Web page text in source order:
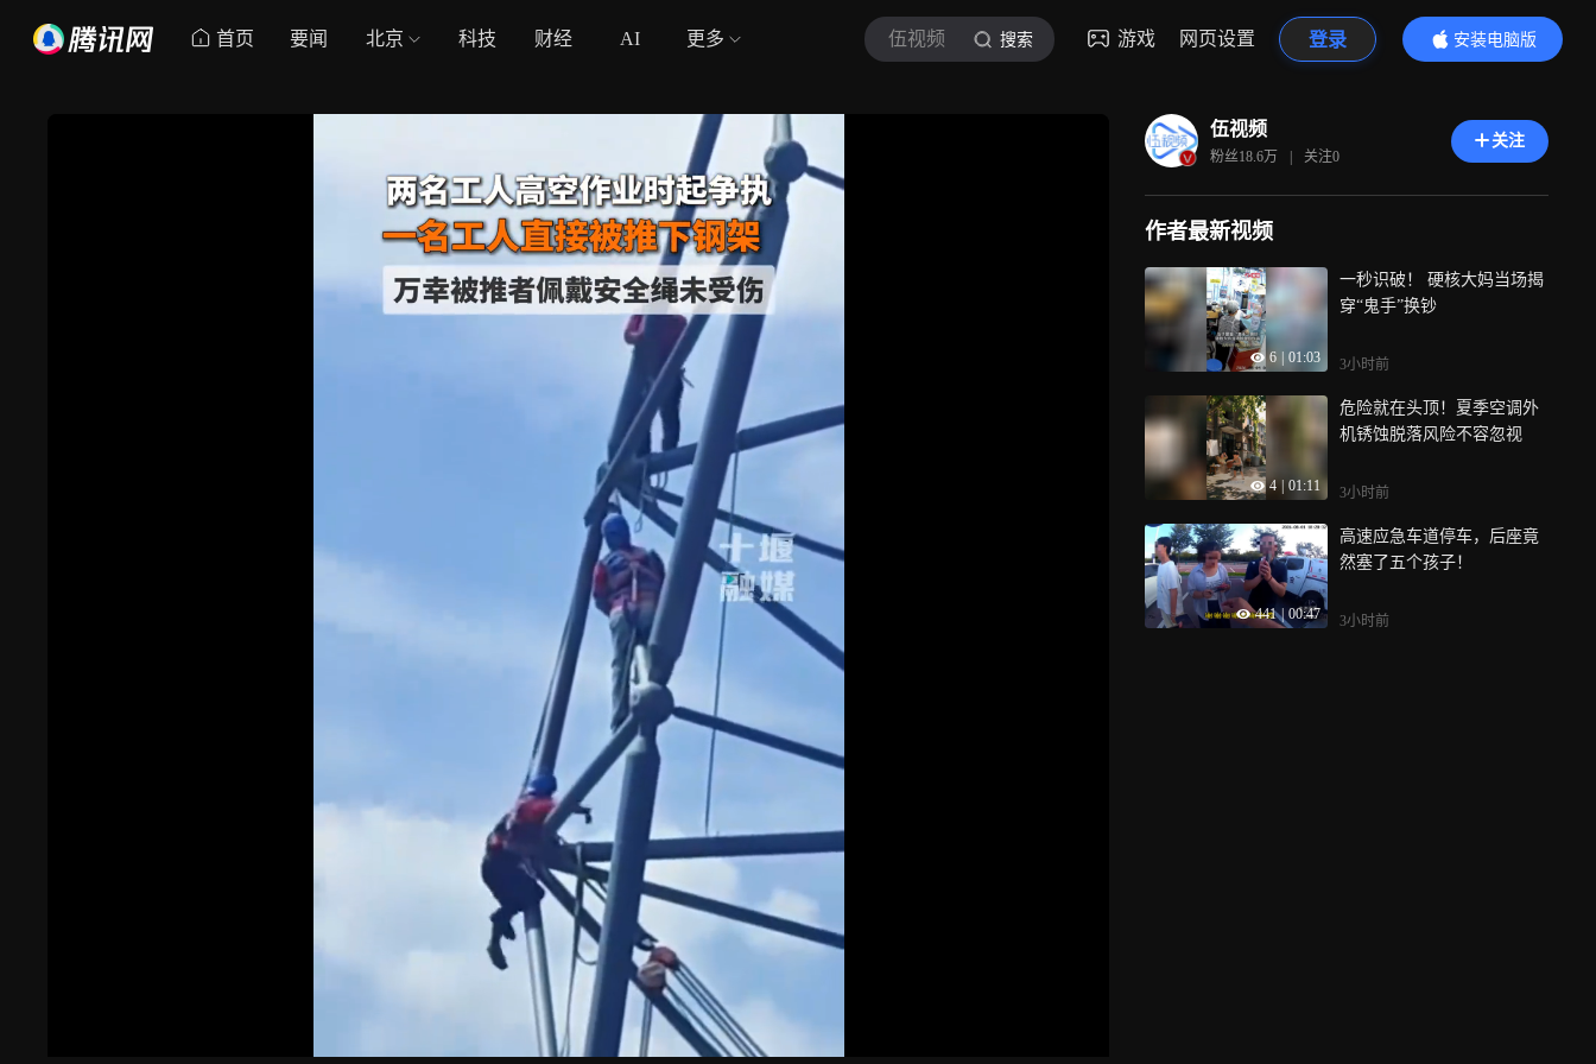
首页 要闻 北京 科技 财经 AI 更多 伍视频 搜索 游戏 网页设置 登录
安装电脑版
内容更精彩
伍视频
粉丝18.6万 | 关注0
关注
作者最新视频
6 01:03
一秒识破！ 硬核大妈当场揭
穿“鬼手”换钞
3小时前
4 01:11
危险就在头顶！夏季空调外
机锈蚀脱落风险不容忽视
3小时前
441 | 00:47
高速应急车道停车，后座竟
然塞了五个孩子！
3小时前